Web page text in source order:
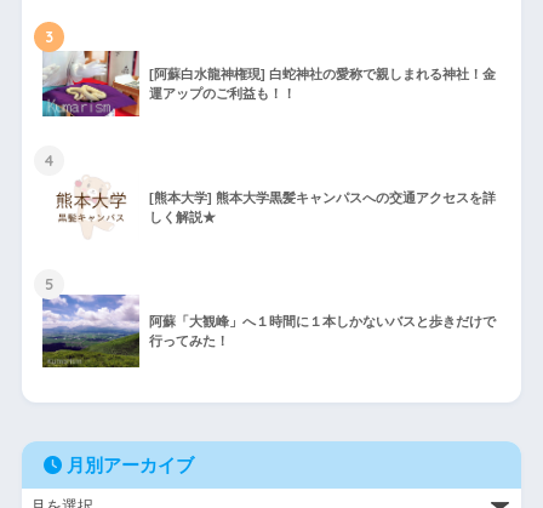
3
[阿蘇白水龍神権現] 白蛇神社の愛称で親しまれる神社！金
運アップのご利益も！！
4
[熊本大学] 熊本大学黒髪キャンパスへの交通アクセスを詳
しく解説★
5
阿蘇「大観峰」へ１時間に１本しかないバスと歩きだけで
行ってみた！
月別アーカイブ